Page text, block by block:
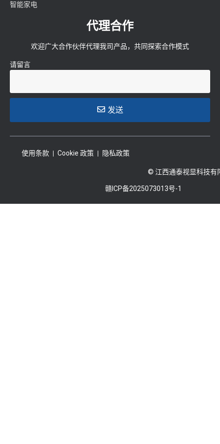
智能家电
代理合作
欢迎广大合作伙伴代理我司产品，共同探索合作模式
请留言
发送
使用条款 Cookie 政策 隐私政策
© 江西通泰视显科技有
赣ICP备2025073013号-1